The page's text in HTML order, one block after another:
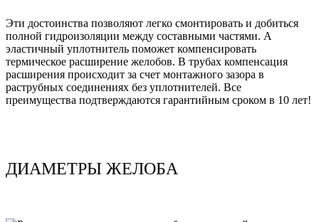
Эти достоинства позволяют легко смонтировать и добиться
полной гидроизоляции между составными частями. А
эластичный уплотнитель поможет компенсировать
термическое расширение желобов. В трубах компенсация
расширения происходит за счет монтажного зазора в
раструбных соединениях без уплотнителей. Все
преимущества подтверждаются гарантийным сроком в 10 лет!
ДИАМЕТРЫ ЖЕЛОБА